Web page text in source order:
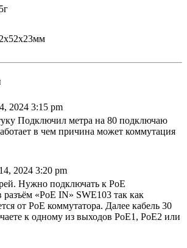
2024 3:15 pm
Подключил метра на 80 подключаю
в чем причина может коммутация
2024 3:20 pm
Нужно подключать к РоЕ
«PoE IN» SWE103 так как
от РоЕ коммутатора. Далее кабель 30
к одному из выходов РоЕ1, PoE2 или